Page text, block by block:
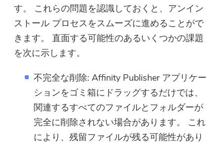
す。 これらの問題を認識しておくと、アンイン
ストール プロセスをスムーズに進めることがで
きます。 直面する可能性のあるいくつかの課題
を次に示します。
不完全な削除: Affinity Publisher アプリケー
ションをゴミ箱にドラッグするだけでは、
関連するすべてのファイルとフォルダーが
完全に削除されない場合があります。 これ
により、残留ファイルが残る可能性があり